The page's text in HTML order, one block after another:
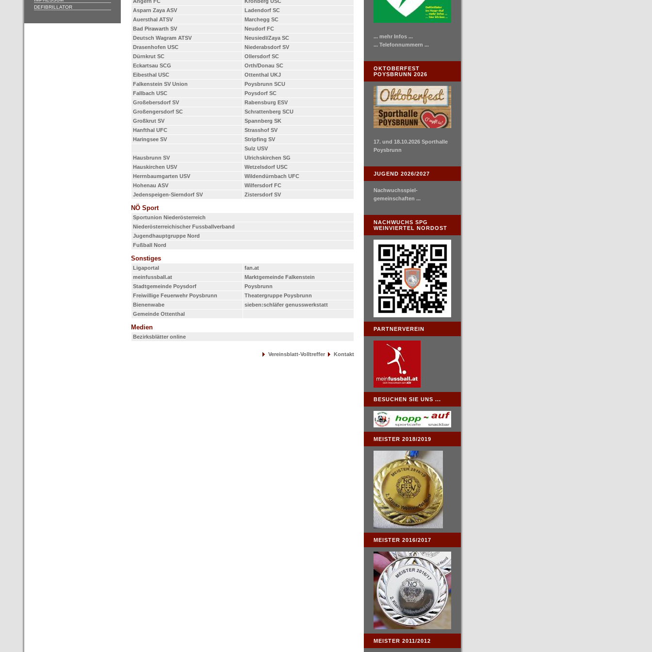
DEFIBRILLATOR
Asparn Zaya ASV
Ladendorf SC
Auersthal ATSV
Marchegg SC
Bad Pirawarth SV
Neudorf FC
Deutsch Wagram ATSV
Neusiedl/Zaya SC
Drasenhofen USC
Niederabsdorf SV
Dürnkrut SC
Ollersdorf SC
Eckartsau SCG
Orth/Donau SC
Eibesthal USC
Ottenthal UKJ
Falkenstein SV Union
Poysbrunn SCU
Fallbach USC
Poysdorf SC
Großebersdorf SV
Rabensburg ESV
Großengersdorf SC
Schrattenberg SCU
Großkrut SV
Spannberg SK
Hanfthal UFC
Strasshof SV
Haringsee SV
Stripfing SV
Sulz USV
Hausbrunn SV
Ulrichskirchen SG
Hauskirchen USV
Wetzelsdorf USC
Herrnbaumgarten USV
Wildendürnbach UFC
Hohenau ASV
Wilfersdorf FC
Jedenspeigen-Sierndorf SV
Zistersdorf SV
NÖ Sport
Sportunion Niederösterreich
Niederösterreichischer Fussballverband
Jugendhauptgruppe Nord
Fußball Nord
Sonstiges
Ligaportal
fan.at
meinfussball.at
Marktgemeinde Falkenstein
Stadtgemeinde Poysdorf
Poysbrunn
Freiwillige Feuerwehr Poysbrunn
Theatergruppe Poysbrunn
Bienenwabe
sieben:schläfer genusswerkstatt
Gemeinde Ottenthal
Medien
Bezirksblätter online
Vereinsblatt-Volltreffer Kontakt
... mehr Infos ...
... Telefonnummern ...
OKTOBERFEST
POYSBRUNN 2026
17. und 18.10.2026 Sporthalle
Poysbrunn
JUGEND 2026/2027
Nachwuchsspiel-
gemeinschaften ...
NACHWUCHS SPG
WEINVIERTEL NORDOST
PARTNERVEREIN
BESUCHEN SIE UNS ...
MEISTER 2018/2019
MEISTER 2016/2017
MEISTER 2011/2012